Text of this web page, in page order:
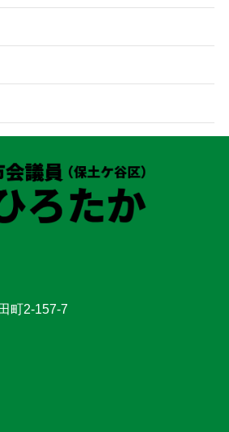
町2-157-7